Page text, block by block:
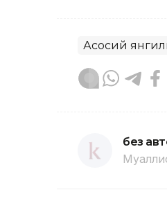
Асосий
без